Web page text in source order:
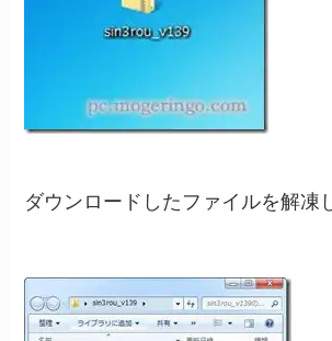
ダウンロードしたファイルを解凍